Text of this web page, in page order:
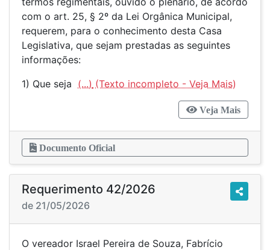
com o art. 25, § 2º da Lei Orgânica Municipal,
requerem, para o conhecimento desta Casa
Legislativa, que sejam prestadas as seguintes
informações:
1) Que seja (...)
Veja Mais
Documento Oficial
Requerimento 42/2026
de 21/05/2026
O vereador Israel Pereira de Souza, Fabrício